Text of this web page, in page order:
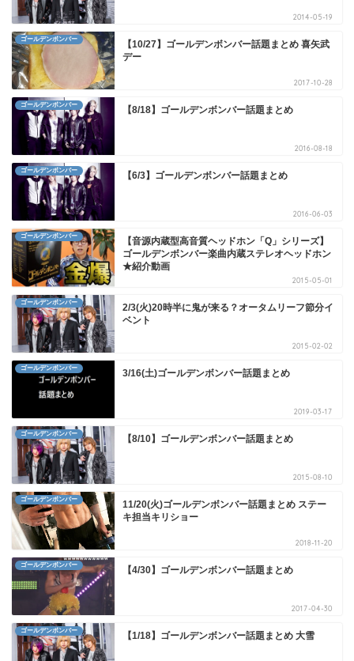
2014-05-19
ゴールデンボンバー
【10/27】ゴールデンボンバー話題まとめ 喜矢武
デー
2017-10-28
ゴールデンボンバー 【8/18】ゴールデンボンバー話題まとめ
2016-08-18
ゴールデンボンバー 【6/3】ゴールデンボンバー話題まとめ
2016-06-03
ゴールデンボンバー
【音源内蔵型高音質ヘッドホン「Q」シリーズ】
ゴールデンボンバー楽曲内蔵ステレオヘッドホン
★紹介動画
2015-05-01
ゴールデンボンバー
2/3(火)20時半に鬼が来る？オータムリーフ節分イ
ベント
2015-02-02
ゴールデンボンバー 3/16(土)ゴールデンボンバー話題まとめ
2019-03-17
ゴールデンボンバー 【8/10】ゴールデンボンバー話題まとめ
2015-08-10
ゴールデンボンバー
11/20(火)ゴールデンボンバー話題まとめ ステー
キ担当キリショー
2018-11-20
ゴールデンボンバー 【4/30】ゴールデンボンバー話題まとめ
2017-04-30
ゴールデンボンバー 【1/18】ゴールデンボンバー話題まとめ 大雪